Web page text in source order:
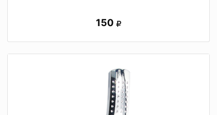
150